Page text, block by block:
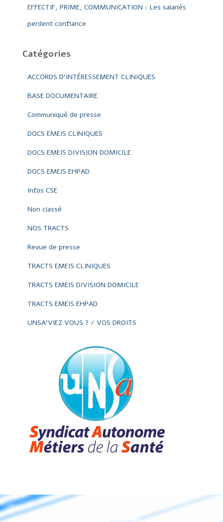
EFFECTIF, PRIME, COMMUNICATION : Les salariés
perdent confiance
Catégories
ACCORDS D'INTÉRESSEMENT CLINIQUES
BASE DOCUMENTAIRE
Communiqué de presse
DOCS EMEIS CLINIQUES
DOCS EMEIS DIVISION DOMICILE
DOCS EMEIS EHPAD
Infos CSE
Non classé
NOS TRACTS
Revue de presse
TRACTS EMEIS CLINIQUES
TRACTS EMEIS DIVISION DOMICILE
TRACTS EMEIS EHPAD
UNSA'VIEZ VOUS ? / VOS DROITS